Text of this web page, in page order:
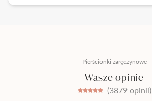
Pierścionki zaręczynowe
Wasze opinie
(3879 opinii)